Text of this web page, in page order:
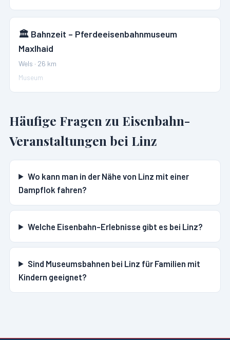
🏛️ Bahnzeit – Pferdeeisenbahnmuseum
Maxlhaid
Wels · 26 km
Museum
Häufige Fragen zu Eisenbahn-
Veranstaltungen bei Linz
Wo kann man in der Nähe von Linz mit einer
Dampflok fahren?
Welche Eisenbahn-Erlebnisse gibt es bei Linz?
Sind Museumsbahnen bei Linz für Familien mit
Kindern geeignet?